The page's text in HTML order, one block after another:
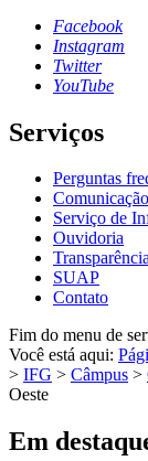
Facebook
Instagram
Twitter
YouTube
Serviços
Perguntas
Comunicação
Serviço de
Ouvidoria
SUAP
Contato
Fim do menu de
Você está aqui:
> IFG > Câmpus >
Oeste
Em